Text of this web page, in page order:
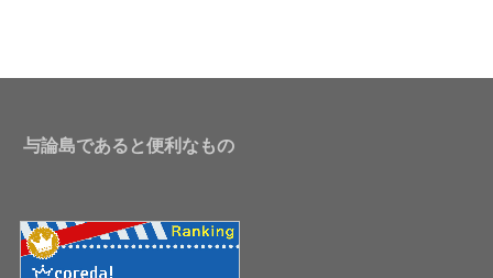
与論島であると便利なもの